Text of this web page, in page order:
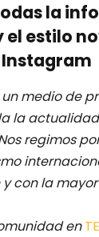
la
el estilo
Instagram
medio de
la
regimos
con la
en